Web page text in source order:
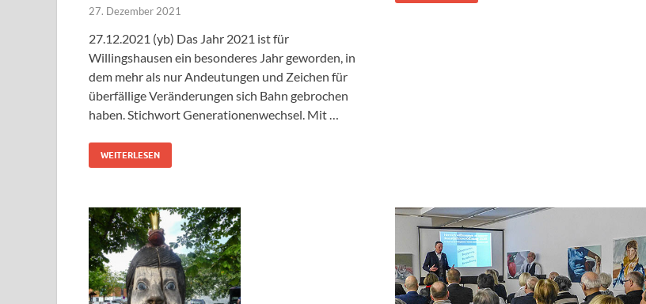
27. Dezember 2021
27.12.2021 (yb) Das Jahr 2021 ist für
Willingshausen ein besonderes Jahr geworden, in
dem mehr als nur Andeutungen und Zeichen für
überfällige Veränderungen sich Bahn gebrochen
haben. Stichwort Generationenwechsel. Mit …
WEITERLESEN